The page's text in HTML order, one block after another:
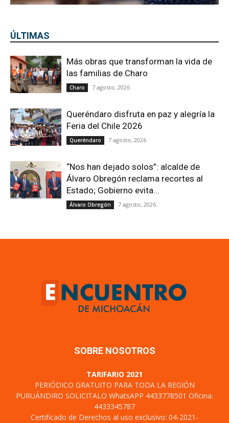
ÚLTIMAS
Más obras que transforman la vida de
las familias de Charo
Charo 7 agosto, 2026
Queréndaro disfruta en paz y alegría la
Feria del Chile 2026
Queréndaro 7 agosto, 2026
“Nos han dejado solos”: alcalde de
Álvaro Obregón reclama recortes al
Estado; Gobierno evita...
Álvaro Obregón 7 agosto, 2026
SOBRE NOSOTROS
TARIFARIO 2021
PERIÓDICO GRATUITO PARA TODA LA REGIÓN
PURUÁNDIRO SOLICITALO WhatsAPP 4433778501 Oficina:
4433345787
Certificado de Derechos al uso exclusivo: 04-2021-